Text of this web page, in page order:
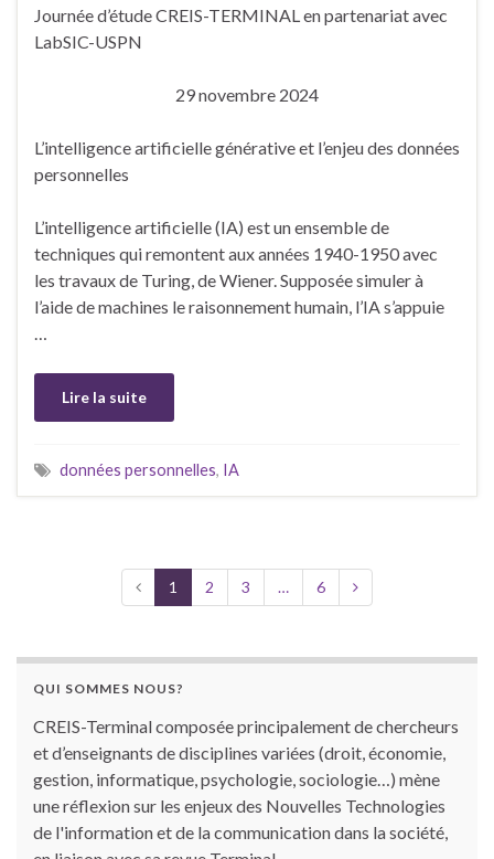
Journée d’étude CREIS-TERMINAL en partenariat avec
LabSIC-USPN
29 novembre 2024
L’intelligence artificielle générative et l’enjeu des données
personnelles
L’intelligence artificielle (IA) est un ensemble de
techniques qui remontent aux années 1940-1950 avec
les travaux de Turing, de Wiener. Supposée simuler à
l’aide de machines le raisonnement humain, l’IA s’appuie
…
Lire la suite
données personnelles, IA
1 2 3 … 6
QUI SOMMES NOUS?
CREIS-Terminal composée principalement de chercheurs
et d’enseignants de disciplines variées (droit, économie,
gestion, informatique, psychologie, sociologie…) mène
une réflexion sur les enjeux des Nouvelles Technologies
de l'information et de la communication dans la société,